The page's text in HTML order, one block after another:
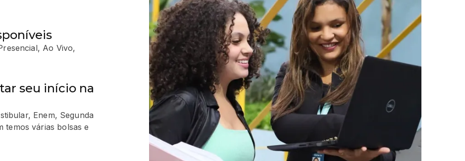
Ao Vivo,
seu início na
Enem, Segunda
temos várias bolsas e